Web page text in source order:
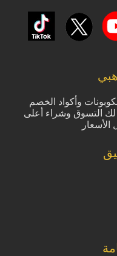
وأكواد الخصم
لك التسوق وشراء أعلى
الأسعار